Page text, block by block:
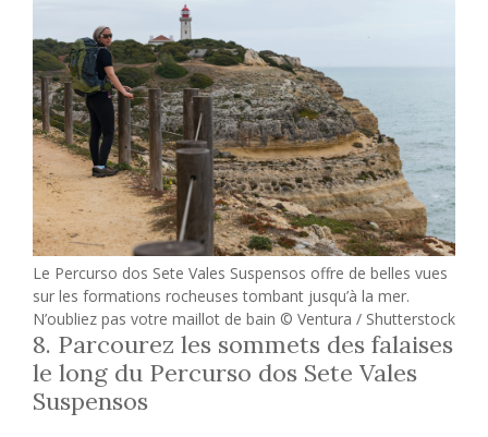
Le Percurso dos Sete Vales Suspensos offre de belles vues
sur les formations rocheuses tombant jusqu’à la mer.
N’oubliez pas votre maillot de bain © Ventura / Shutterstock
8. Parcourez les sommets des falaises
le long du Percurso dos Sete Vales
Suspensos